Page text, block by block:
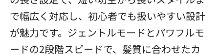
で幅広く対応し、初心者でも扱いやすい設計
が魅力です。ジェントルモードとパワフルモ
ードの2段階スピードで、髪質に合わせたカ